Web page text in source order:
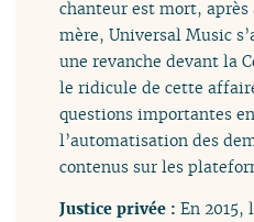
chanteur est mort,
mère, Universal Music
une revanche devant la
le ridicule de cette
questions importantes
l’automatisation des
contenus sur les
Justice privée : En 2015,